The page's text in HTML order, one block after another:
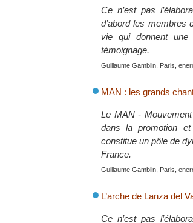
Ce n’est pas
d’abord les membres
vie qui donnent
témoignage.
Guillaume Gamblin, Paris,
MAN : les grands
Le MAN -
dans la promotion et
constitue un pôle de
France.
Guillaume Gamblin, Paris,
L’arche de Lanza del
Ce n’est pas